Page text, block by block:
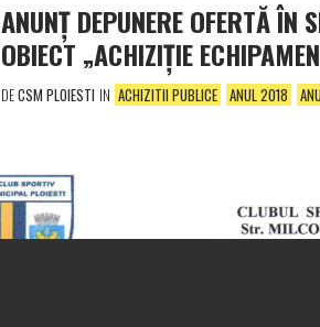
ANUNŢ DEPUNERE OFERTĂ
OBIECT „ACHIZIŢIE
DECSM PLOIESTI IN ACHIZITII PUBLICE ANUL 2018